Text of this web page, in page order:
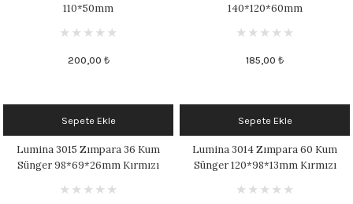
110*50mm
200,00 ₺
140*120*60mm
185,00 ₺
Sepete Ekle
Lumina 3015 Zımpara 36 Kum
Sünger 98*69*26mm Kırmızı
Sepete Ekle
Lumina 3014 Zımpara 60 Kum
Sünger 120*98*13mm Kırmızı